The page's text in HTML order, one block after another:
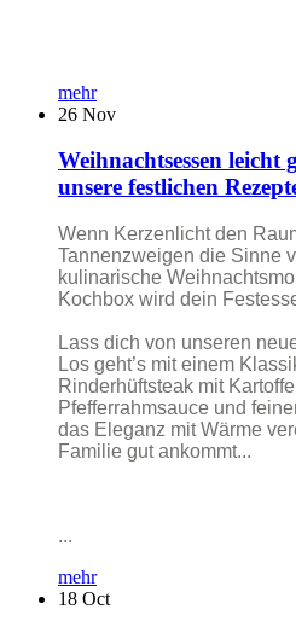
mehr
26 Nov
Weihnachtsessen leicht
unsere festlichen
Wenn Kerzenlicht den
Tannenzweigen die Sinne
kulinarische
Kochbox wird dein
Lass dich von unseren
Los geht’s mit einem
Rinderhüftsteak mit
Pfefferrahmsauce und
das Eleganz mit Wärme
Familie gut ankommt...
...
mehr
18 Oct